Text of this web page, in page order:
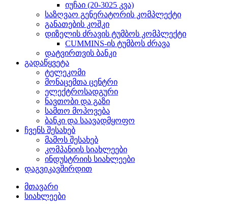
იუჩაი (20-3025 კვა)
საზღვაო გენერატორის კომპლექტი
განათების კოშკი
დიზელის ძრავის ტუმბოს კომპლექტი
CUMMINS-ის ტუმბოს ძრავა
დატვირთვის ბანკი
გადაწყვეტა
ტელეკომი
მონაცემთა ცენტრი
ელექტროსადგური
ნავთობი და გაზი
სამთო მოპოვება
ბანკი და საავადმყოფო
ჩვენს შესახებ
მამოს შესახებ
კომპანიის სიახლეები
ინდუსტრიის სიახლეები
დაგვიკავშირდით
მთავარი
სიახლეები